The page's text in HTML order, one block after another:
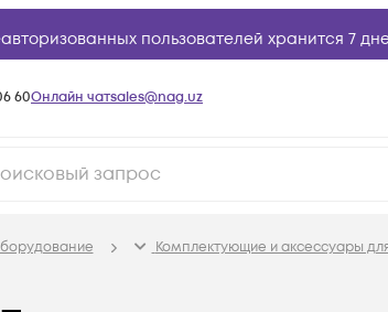
пользователей хранится 7
60Онлайн чатsales@nag.uz
Комплектующие и аксессуары